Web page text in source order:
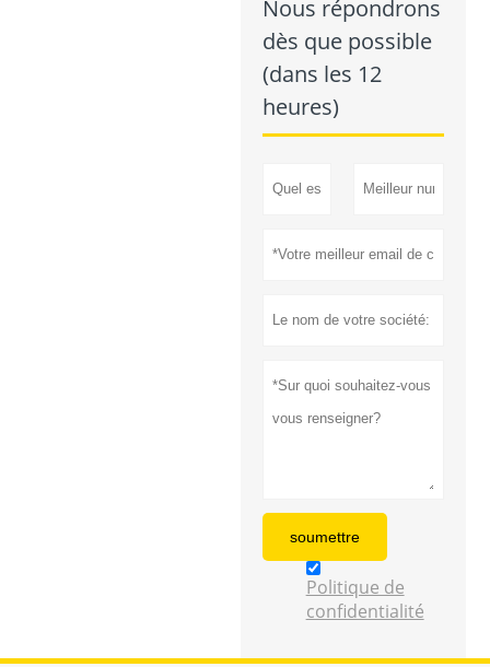
Nous répondrons
dès que possible
(dans les 12
heures)
soumettre
Politique de
confidentialité